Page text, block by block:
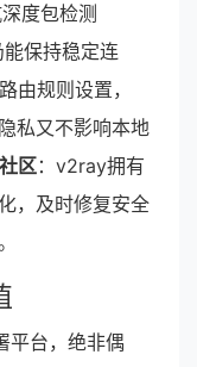
度包检测
保持稳定连
由规则设置，
私又不影响本地
区：v2ray拥有
，及时修复安全
平台，绝非偶